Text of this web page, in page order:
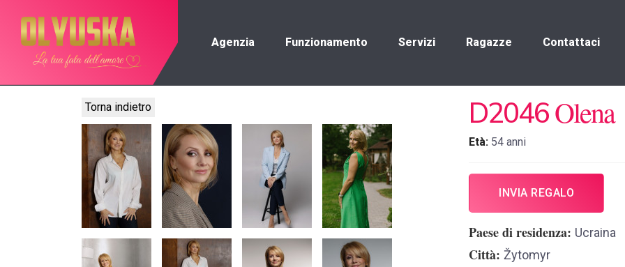
Agenzia Funzionamento Servizi Ragazze Contattaci
Torna indietro D2046Olena
Età: 54 anni
INVIA REGALO
Paese di residenza Ucraina
Città Žytomyr